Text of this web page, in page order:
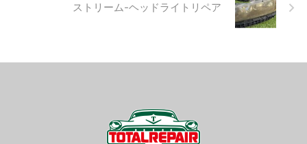
ストリーム-ヘッドライトリペア